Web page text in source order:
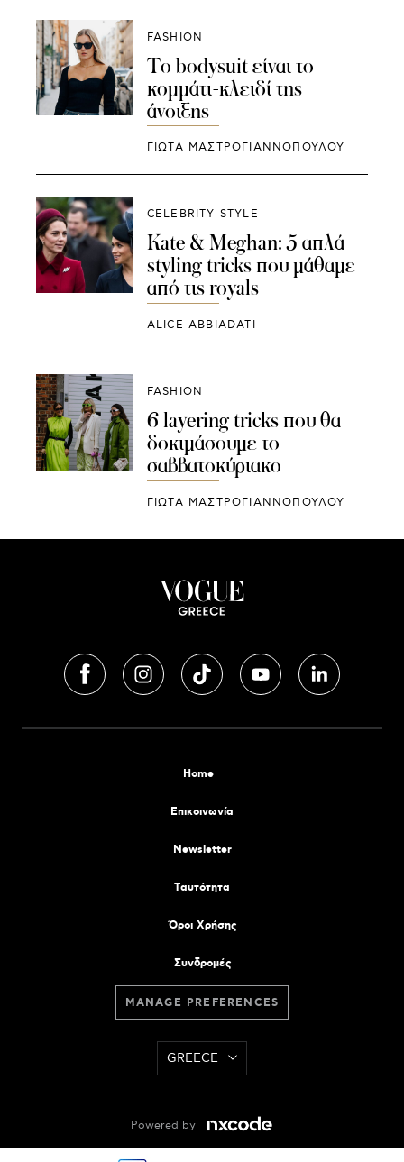
FASHION
Το bodysuit είναι το
κομμάτι-κλειδί της
άνοιξης
ΓΙΩΤΑ ΜΑΣΤΡΟΓΙΑΝΝΟΠΟΥΛΟΥ
CELEBRITY STYLE
Kate & Meghan: 5 απλά
styling tricks που μάθαμε
από τις royals
ALICE ABBIADATI
FASHION
6 layering tricks που θα
δοκιμάσουμε το
σαββατοκύριακο
ΓΙΩΤΑ ΜΑΣΤΡΟΓΙΑΝΝΟΠΟΥΛΟΥ
Home
Επικοινωνία
Newsletter
Tαυτότητα
Όροι Χρήσης
Συνδρομές
MANAGE PREFERENCES
GREECE
Powered by